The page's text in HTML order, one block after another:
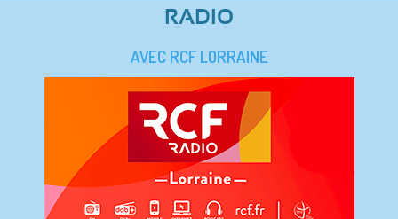
RADIO
AVEC RCF LORRAINE